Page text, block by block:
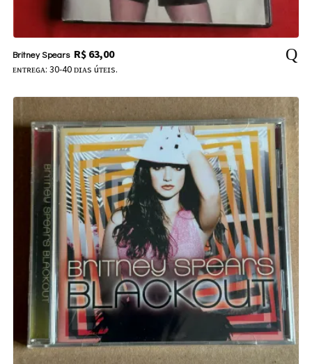
Britney Spears R$63,00
ᴇɴᴛʀᴇɢᴀ: 30-40 ᴅɪᴀs úᴛᴇɪs.